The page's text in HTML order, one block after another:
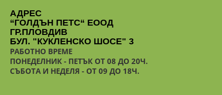
АДРЕС
“ГОЛДЪН ПЕТС“ ЕООД
ГР.ПЛОВДИВ
БУЛ. "КУКЛЕНСКО ШОСЕ" 3
РАБОТНО ВРЕМЕ
ПОНЕДЕЛНИК - ПЕТЪК ОТ 08 ДО 20Ч.
СЪБОТА И НЕДЕЛЯ - ОТ 09 ДО 18Ч.